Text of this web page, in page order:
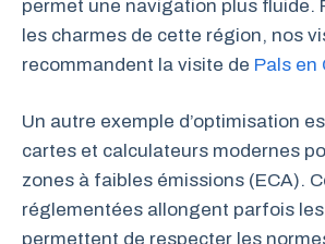
permet une navigation plus fluide.
les charmes de cette région, nos
recommandent la visite de Pals en
Un autre exemple d’optimisation
cartes et calculateurs modernes
zones à faibles émissions (ECA).
réglementées allongent parfois
permettent de respecter les